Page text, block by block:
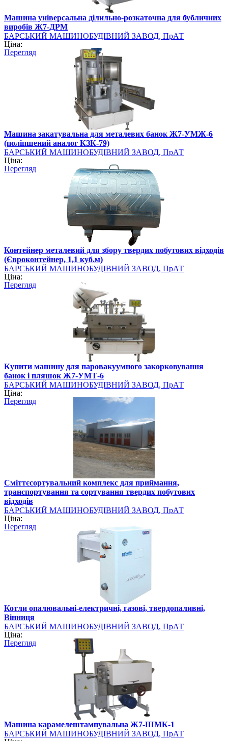
Машина універсальна ділильно-розкаточна для бубличних
виробів Ж7-ДРМ
БАРСЬКИЙ МАШИНОБУДІВНИЙ ЗАВОД, ПрАТ
Ціна:
Перегляд
Машина закатувальна для металевих банок Ж7-УМЖ-6
(поліпшений аналог КЗК-79)
БАРСЬКИЙ МАШИНОБУДІВНИЙ ЗАВОД, ПрАТ
Ціна:
Перегляд
Контейнер металевий для збору твердих побутових відходів
(Євроконтейнер, 1,1 куб.м)
БАРСЬКИЙ МАШИНОБУДІВНИЙ ЗАВОД, ПрАТ
Ціна:
Перегляд
Купити машину для паровакуумного закорковування
банок і пляшок Ж7-УМТ-6
БАРСЬКИЙ МАШИНОБУДІВНИЙ ЗАВОД, ПрАТ
Ціна:
Перегляд
Сміттєсортувальний комплекс для приймання,
транспортування та сортування твердих побутових
відходів
БАРСЬКИЙ МАШИНОБУДІВНИЙ ЗАВОД, ПрАТ
Ціна:
Перегляд
Котли опалювальні-електричні, газові, твердопаливні,
Вінниця
БАРСЬКИЙ МАШИНОБУДІВНИЙ ЗАВОД, ПрАТ
Ціна:
Перегляд
Машина карамелештампувальна Ж7-ШМК-1
БАРСЬКИЙ МАШИНОБУДІВНИЙ ЗАВОД, ПрАТ